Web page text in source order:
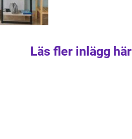
Läs fler inlägg här